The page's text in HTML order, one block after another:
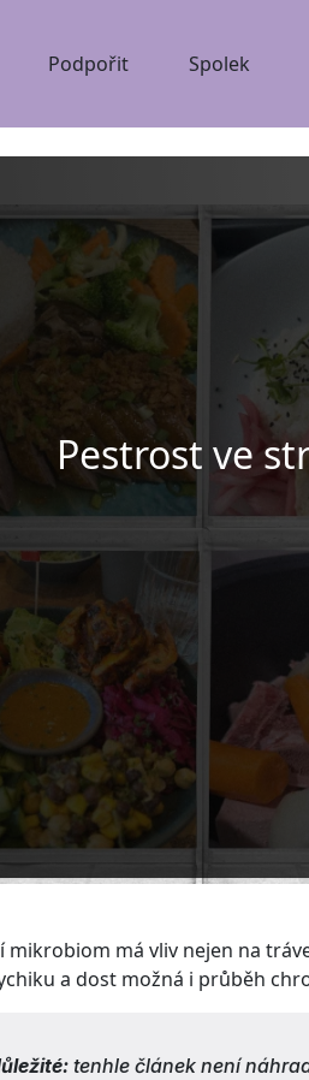
Podpořit Spolek
Pestrost ve
mikrobiom má vliv nejen na
a dost možná i průběh
tenhle článek není